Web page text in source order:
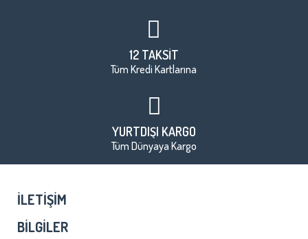
12 TAKSİT
Tüm Kredi Kartlarına
YURTDIŞI KARGO
Tüm Dünyaya Kargo
İLETIŞIM
BILGILER